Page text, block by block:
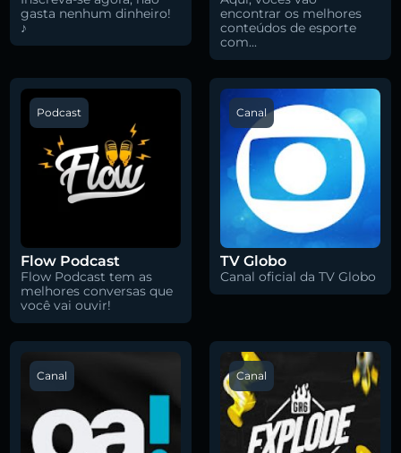
gasta nenhum dinheiro!
♪
encontrar os melhores
conteúdos de esporte
com...
Podcast
Flow Podcast
Flow Podcast tem as
melhores conversas que
você vai ouvir!
Canal
TV Globo
Canal oficial da TV Globo
Canal Canal